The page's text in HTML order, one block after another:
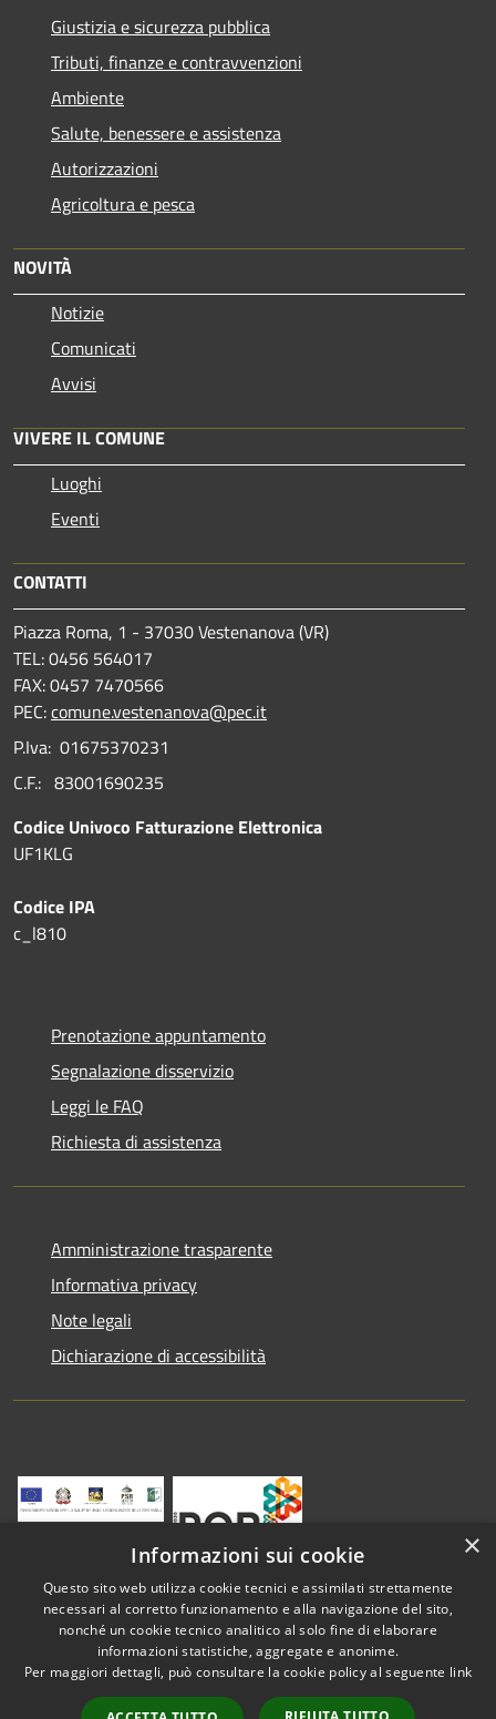
Giustizia e sicurezza pubblica
Tributi, finanze e contravvenzioni
Ambiente
Salute, benessere e assistenza
Autorizzazioni
Agricoltura e pesca
NOVITÀ
Notizie
Comunicati
Avvisi
VIVERE IL COMUNE
Luoghi
Eventi
CONTATTI
Piazza Roma, 1 - 37030 Vestenanova (VR)
TEL: 0456 564017
FAX: 0457 7470566
PEC:comune.vestenanova@pec.it
P.Iva: 01675370231
C.F.: 83001690235
Codice Univoco Fatturazione Elettronica
UF1KLG
Codice IPA
c_l810
Prenotazione appuntamento
Segnalazione disservizio
Leggi le FAQ
Richiesta di assistenza
Amministrazione trasparente
Informativa privacy
Note legali
Dichiarazione di accessibilità
Accessibilità
Copyright © 2026 • Comune di
Vestenanova • Powered by
Municipium• Accesso
×
Informazioni sui cookie
Questo sito web utilizza cookie tecnici e assimilati strettamente
necessari al corretto funzionamento e alla navigazione del sito,
nonché un cookie tecnico analitico al solo fine di elaborare
informazioni statistiche, aggregate e anonime.
Per maggiori dettagli, può consultare la cookie policy al seguente link